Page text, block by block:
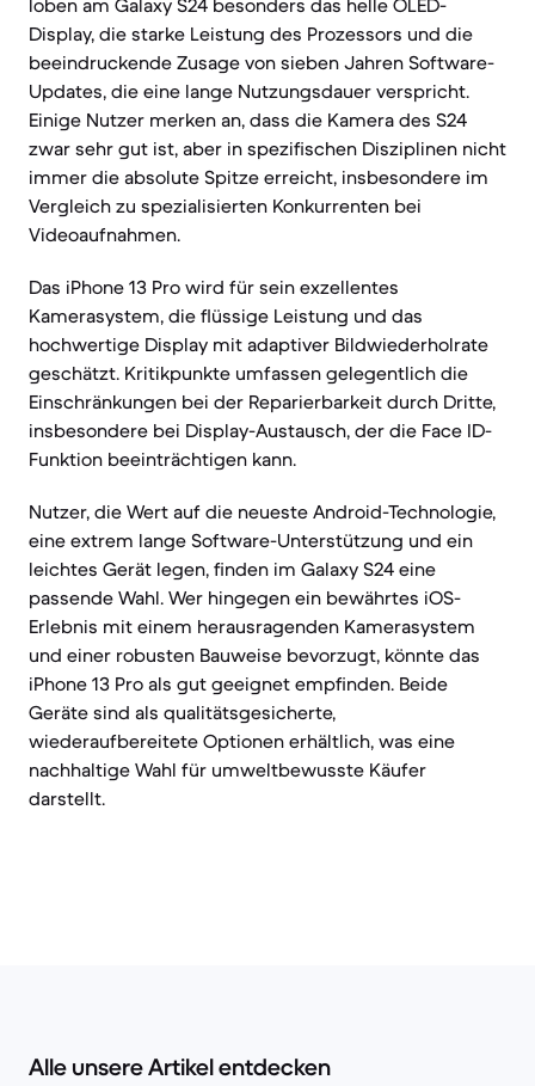
loben am Galaxy S24 besonders das helle OLED-
Display, die starke Leistung des Prozessors und die
beeindruckende Zusage von sieben Jahren Software-
Updates, die eine lange Nutzungsdauer verspricht.
Einige Nutzer merken an, dass die Kamera des S24
zwar sehr gut ist, aber in spezifischen Disziplinen nicht
immer die absolute Spitze erreicht, insbesondere im
Vergleich zu spezialisierten Konkurrenten bei
Videoaufnahmen.
Das iPhone 13 Pro wird für sein exzellentes
Kamerasystem, die flüssige Leistung und das
hochwertige Display mit adaptiver Bildwiederholrate
geschätzt. Kritikpunkte umfassen gelegentlich die
Einschränkungen bei der Reparierbarkeit durch Dritte,
insbesondere bei Display-Austausch, der die Face ID-
Funktion beeinträchtigen kann.
Nutzer, die Wert auf die neueste Android-Technologie,
eine extrem lange Software-Unterstützung und ein
leichtes Gerät legen, finden im Galaxy S24 eine
passende Wahl. Wer hingegen ein bewährtes iOS-
Erlebnis mit einem herausragenden Kamerasystem
und einer robusten Bauweise bevorzugt, könnte das
iPhone 13 Pro als gut geeignet empfinden. Beide
Geräte sind als qualitätsgesicherte,
wiederaufbereitete Optionen erhältlich, was eine
nachhaltige Wahl für umweltbewusste Käufer
darstellt.
Alle unsere Artikel entdecken